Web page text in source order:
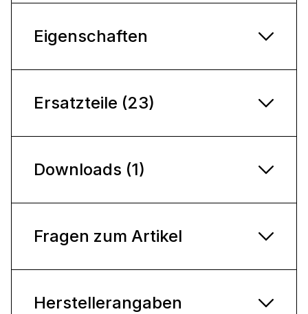
Eigenschaften
Ersatzteile (23)
Downloads (1)
Fragen zum Artikel
Herstellerangaben